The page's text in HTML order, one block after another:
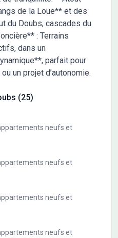
de la Loue** et des
du Doubs, cascades du
: Terrains
dans un
parfait pour
un projet d’autonomie.
(25)
neufs et
neufs et
neufs et
neufs et